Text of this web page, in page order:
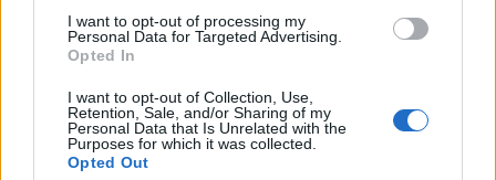
I want to opt-out of processing my
Personal Data for Targeted Advertising.
Opted In
I want to opt-out of Collection, Use,
Retention, Sale, and/or Sharing of my
Personal Data that Is Unrelated with the
Purposes for which it was collected.
Opted Out
skórze i białych równych zębach. Willy Wonka
znalazł ich w Umpalandii, gdzie musieli kryć się
schronienie oraz pracę, a Umpa-Lumpy zgodziły
się, za jedyną zapłatę wyznaczając
nieograniczony dostęp do ziaren kakaowca. Były